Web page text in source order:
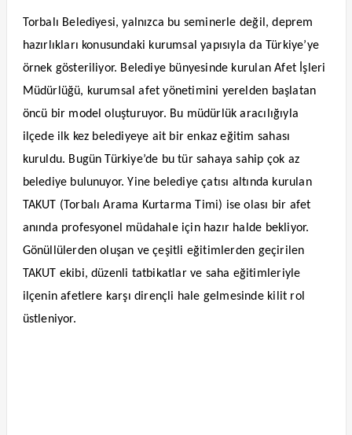
Torbalı Belediyesi, yalnızca bu seminerle değil, deprem
hazırlıkları konusundaki kurumsal yapısıyla da Türkiye’ye
örnek gösteriliyor. Belediye bünyesinde kurulan Afet İşleri
Müdürlüğü, kurumsal afet yönetimini yerelden başlatan
öncü bir model oluşturuyor. Bu müdürlük aracılığıyla
ilçede ilk kez belediyeye ait bir enkaz eğitim sahası
kuruldu. Bugün Türkiye’de bu tür sahaya sahip çok az
belediye bulunuyor. Yine belediye çatısı altında kurulan
TAKUT (Torbalı Arama Kurtarma Timi) ise olası bir afet
anında profesyonel müdahale için hazır halde bekliyor.
Gönüllülerden oluşan ve çeşitli eğitimlerden geçirilen
TAKUT ekibi, düzenli tatbikatlar ve saha eğitimleriyle
ilçenin afetlere karşı dirençli hale gelmesinde kilit rol
üstleniyor.